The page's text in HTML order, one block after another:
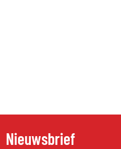
Nieuwsbrief